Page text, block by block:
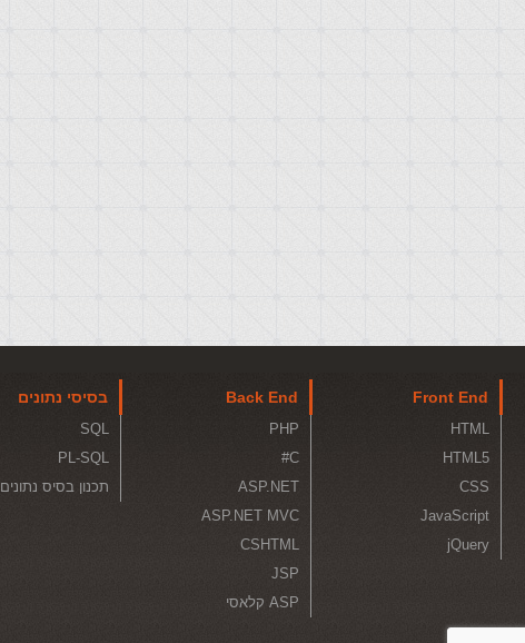
Front End
HTML
HTML5
CSS
JavaScript
jQuery
Back End
PHP
C#
ASP.NET
ASP.NET MVC
CSHTML
JSP
ASP קלאסי
בסיסי נתונים
SQL
PL-SQL
תכנון בסיס נתונים